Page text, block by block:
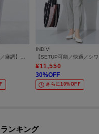
【洗える／UVケア／麻調】テーパードパンツ
INDIVI
¥11,550
30%OFF
さらに10%OFF
ンキング